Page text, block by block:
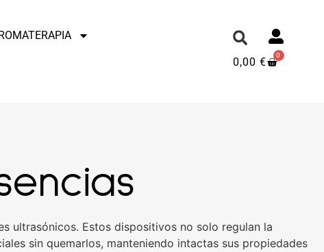
0,00 €
0
ultrasónicos. Estos dispositivos no solo regulan la
sin quemarlos, manteniendo intactas sus propiedades